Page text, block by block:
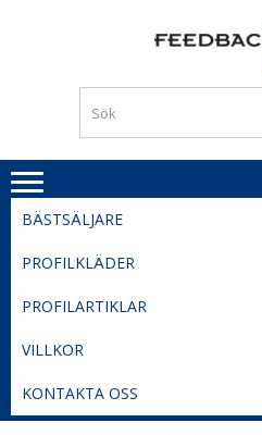
BÄSTSÄLJARE
PROFILKLÄDER
PROFILARTIKLAR
VILLKOR
KONTAKTA OSS